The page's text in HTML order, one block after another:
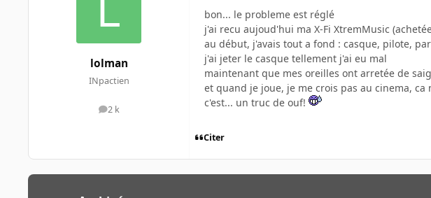
lolman
INpactien
2 k
messages
bon... le probleme est réglé
j'ai recu aujoud'hui ma X-Fi XtremMusic
au début, j'avais tout a fond : casque, pilote,
j'ai jeter le casque tellement j'ai eu mal
maintenant que mes oreilles ont arretée de
et quand je joue, je me crois pas au cinema,
c'est... un truc de ouf!
Citer